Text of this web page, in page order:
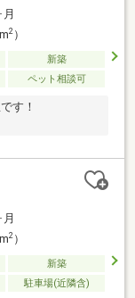
月
2）
新築
ペット相談可
す！
月
2）
新築
駐車場(近隣含)